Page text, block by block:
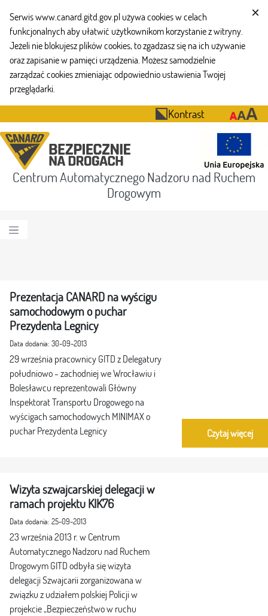
Serwis www.canard.gitd.gov.pl używa cookies w celach
funkcjonalnych aby ułatwić użytkownikom korzystanie z witryny.
Jeżeli nie blokujesz plików cookies, to zgadzasz się na ich używanie
oraz zapisanie w pamięci urządzenia. Możesz samodzielnie
zarządzać cookies zmieniając odpowiednio ustawienia Twojej
przeglądarki.
Kontrast
Centrum Automatycznego Nadzoru nad Ruchem
Drogowym
Prezentacja CANARD na wyścigu
samochodowym o puchar
Prezydenta Legnicy
Data dodania: 30-09-2013
29 września pracownicy GITD z Delegatury
południowo - zachodniej we Wrocławiu i
Bolesławcu reprezentowali Główny
Inspektorat Transportu Drogowego na
wyścigach samochodowych MINIMAX o
puchar Prezydenta Legnicy
Czytaj więcej
Wizyta szwajcarskiej delegacji w
ramach projektu KIK76
Data dodania: 25-09-2013
23 września 2013 r. w Centrum
Automatycznego Nadzoru nad Ruchem
Drogowym GITD odbyła się wizyta
delegacji Szwajcarii zorganizowana w
związku z udziałem polskiej Policji w
projekcie „Bezpieczeństwo w ruchu